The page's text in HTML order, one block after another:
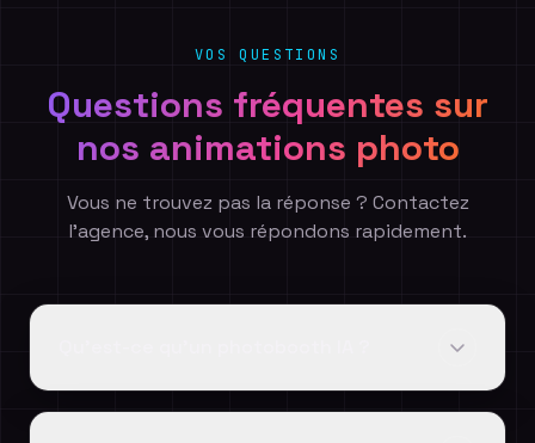
VOS QUESTIONS
Questions fréquentes sur
nos animations photo
Vous ne trouvez pas la réponse ? Contactez
l'agence, nous vous répondons rapidement.